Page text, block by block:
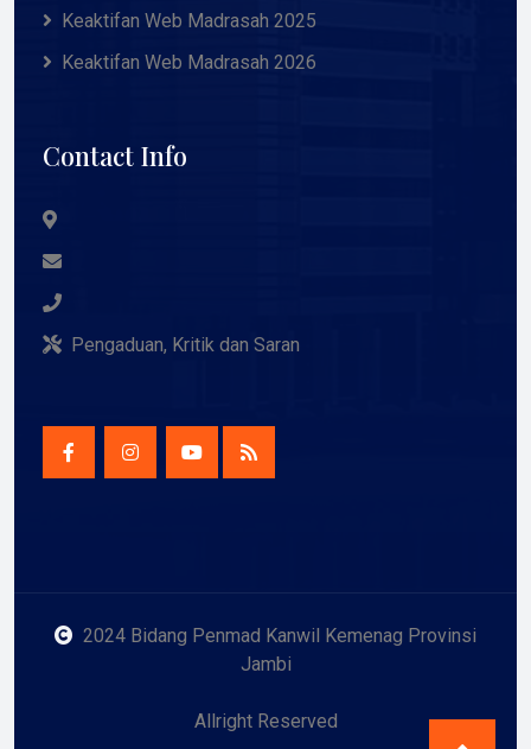
Keaktifan Web Madrasah 2025
Keaktifan Web Madrasah 2026
Contact Info
Pengaduan, Kritik dan Saran
2024 Bidang Penmad Kanwil Kemenag Provinsi
Jambi
Allright Reserved